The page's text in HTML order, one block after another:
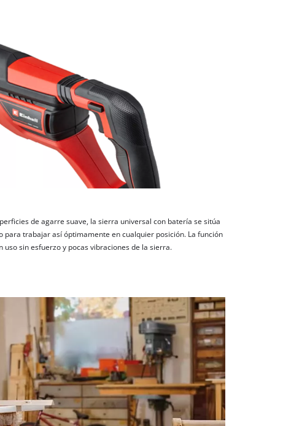
de agarre suave, la sierra universal con batería se sitúa
para trabajar así óptimamente en cualquier posición. La función
sin esfuerzo y pocas vibraciones de la sierra.